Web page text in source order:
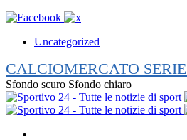
Uncategorized
CALCIOMERCATO
Sfondo scuro Sfondo chiaro